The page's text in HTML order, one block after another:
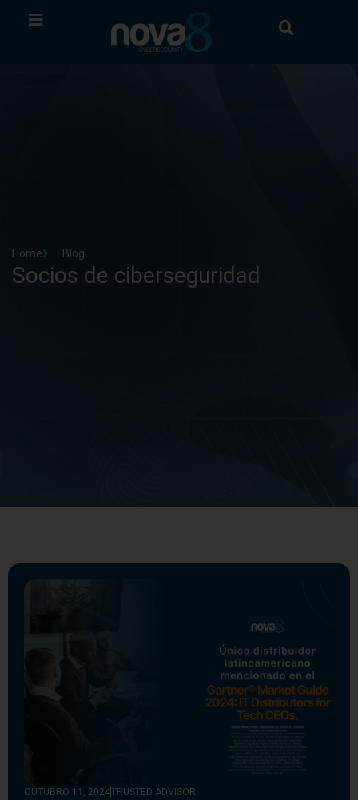
Home Blog
Socios de ciberseguridad
OUTUBRO 11, 2024TRUSTED ADVISOR